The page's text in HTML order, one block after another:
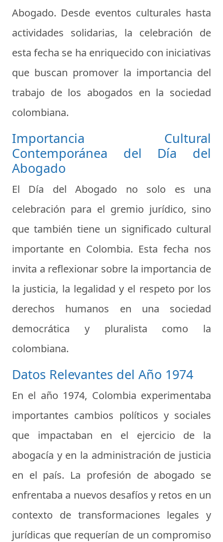
Abogado. Desde eventos culturales hasta
actividades solidarias, la celebración de
esta fecha se ha enriquecido con iniciativas
que buscan promover la importancia del
trabajo de los abogados en la sociedad
colombiana.
Importancia Cultural
Contemporánea del Día del
Abogado
El Día del Abogado no solo es una
celebración para el gremio jurídico, sino
que también tiene un significado cultural
importante en Colombia. Esta fecha nos
invita a reflexionar sobre la importancia de
la justicia, la legalidad y el respeto por los
derechos humanos en una sociedad
democrática y pluralista como la
colombiana.
Datos Relevantes del Año 1974
En el año 1974, Colombia experimentaba
importantes cambios políticos y sociales
que impactaban en el ejercicio de la
abogacía y en la administración de justicia
en el país. La profesión de abogado se
enfrentaba a nuevos desafíos y retos en un
contexto de transformaciones legales y
jurídicas que requerían de un compromiso